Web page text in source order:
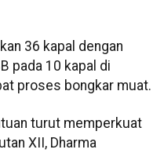
36 kapal dengan
pada 10 kapal di
proses bongkar muat.
turut memperkuat
XII, Dharma